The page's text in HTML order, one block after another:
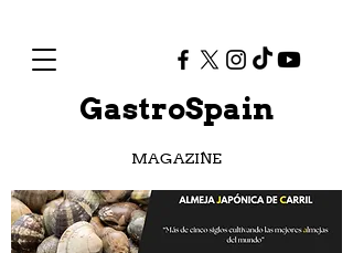
GastroSpain
MAGAZINE